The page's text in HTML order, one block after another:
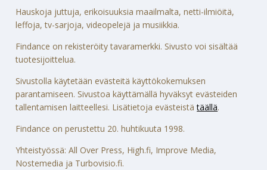
Hauskoja juttuja, erikoisuuksia maailmalta, netti-ilmiöitä,
leffoja, tv-sarjoja, videopelejä ja musiikkia.
Findance on rekisteröity tavaramerkki. Sivusto voi sisältää
tuotesijoittelua.
Sivustolla käytetään evästeitä käyttökokemuksen
parantamiseen. Sivustoa käyttämällä hyväksyt evästeiden
tallentamisen laitteellesi. Lisätietoja evästeistätäällä.
Findance on perustettu 20. huhtikuuta 1998.
Yhteistyössä: All Over Press, High.fi, Improve Media,
Nostemedia ja Turbovisio.fi.